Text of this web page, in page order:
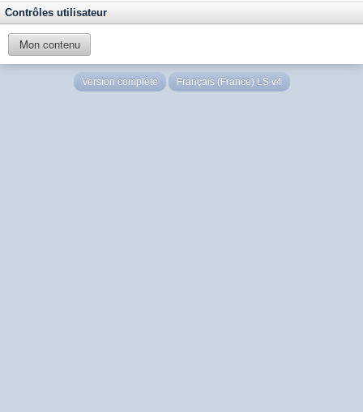
Contrôles utilisateur
Mon contenu
Version complète Français (France) LS v4